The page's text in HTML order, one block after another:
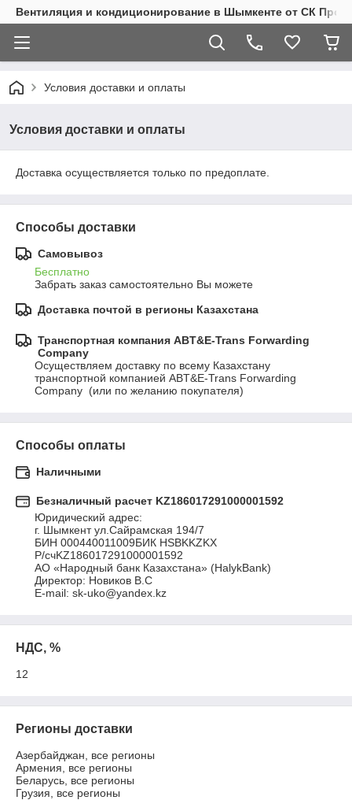
Вентиляция и кондиционирование в Шымкенте от СК Пром
Условия доставки и оплаты
Условия доставки и оплаты
Доставка осуществляется только по предоплате.
Способы доставки
Самовывоз
Бесплатно
Забрать заказ самостоятельно Вы можете
Доставка почтой в регионы Казахстана
Транспортная компания ABT&E-Trans Forwarding
Company
Осуществляем доставку по всему Казахстану
транспортной компанией ABT&E-Trans Forwarding
Company  (или по желанию покупателя)
Способы оплаты
Наличными
Безналичный расчет KZ186017291000001592
Юридический адрес:
г. Шымкент ул.Сайрамская 194/7
БИН 000440011009БИК HSBKKZKX
Р/счKZ186017291000001592
АО «Народный банк Казахстана» (HalykBank)
Директор: Новиков В.С
E-mail: sk-uko@yandex.kz
НДС, %
12
Регионы доставки
Азербайджан, все регионы
Армения, все регионы
Беларусь, все регионы
Грузия, все регионы